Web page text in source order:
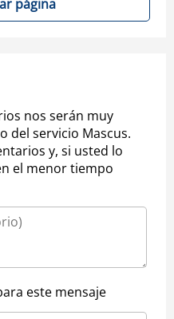
página
nos serán muy
del servicio Mascus.
y, si usted lo
el menor tiempo
este mensaje